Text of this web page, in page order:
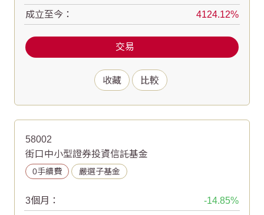
收藏 比較
成立至今：
4124.12
交易
58002
街口中小型證券投資信託基金
0手續費 嚴選子基金
3個月：
-14.85